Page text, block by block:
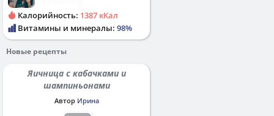
Калорийность: 1387 кКал
Витамины и минералы: 98%
Новые рецепты
Яичница с кабачками и
шампиньонами
Автор Ирина